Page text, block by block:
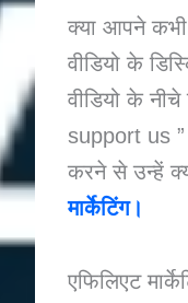
क्या आपने
वीडियो के
वीडियो के
support us ”
करने से उन्हें
मार्केटिंग।
एफिलिएट